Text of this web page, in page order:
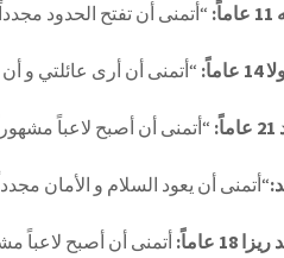
“أتمنى أن تفتح الحدود
“أتمنى أن أرى عائلتي و أن
“أتمنى أن أصبح لاعباً
“أتمنى أن يعود السلام و الأمان
18 عاماً: أتمنى أن أصبح لاعباً